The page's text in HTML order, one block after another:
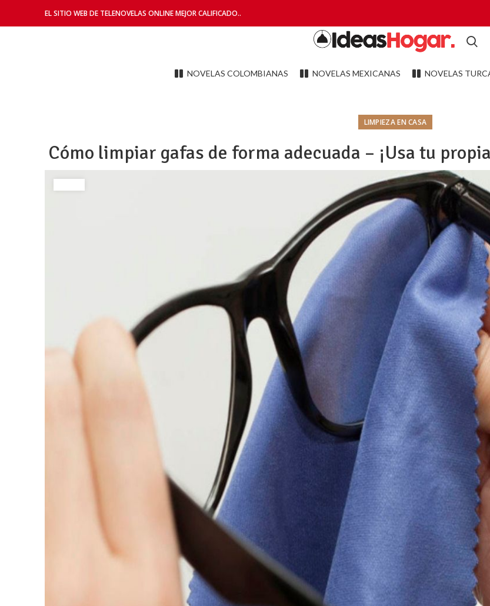
EL SITIO WEB DE TELENOVELAS ONLINE MEJOR CALIFICADO..
NOVELAS COLOMBIANAS NOVELAS MEXICANAS NOVELAS
LIMPIEZA EN CASA
Cómo limpiar gafas de forma adecuada – ¡Usa tu